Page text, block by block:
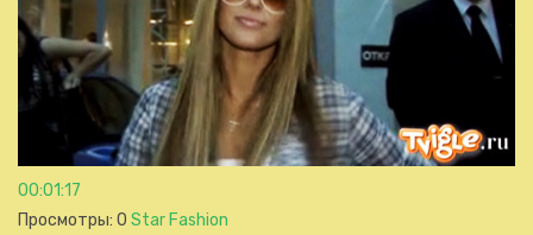
00:01:17
Просмотры: 0 Star Fashion